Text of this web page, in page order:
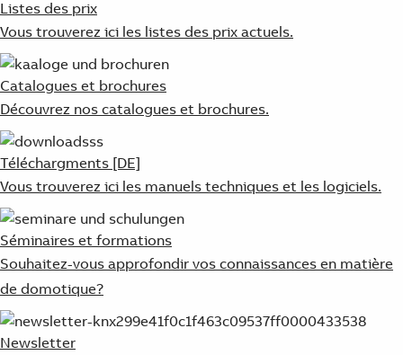
Listes des prix
Vous trouverez ici les listes des prix actuels.
Catalogues et brochures
Découvrez nos catalogues et brochures.
Téléchargments [DE]
Vous trouverez ici les manuels techniques et les logiciels.
Séminaires et formations
Souhaitez-vous approfondir vos connaissances en matière
de domotique?
Newsletter